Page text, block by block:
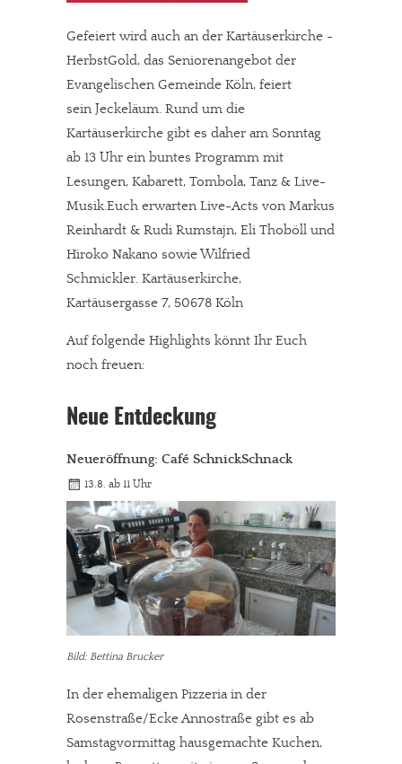
Gefeiert wird auch an der Kartäuserkirche -
HerbstGold, das Seniorenangebot der
Evangelischen Gemeinde Köln, feiert
sein Jeckeläum. Rund um die
Kartäuserkirche gibt es daher am Sonntag
ab 13 Uhr ein buntes Programm mit
Lesungen, Kabarett, Tombola, Tanz & Live-
Musik.Euch erwarten Live-Acts von Markus
Reinhardt & Rudi Rumstajn, Eli Thoböll und
Hiroko Nakano sowie Wilfried
Schmickler. Kartäuserkirche,
Kartäusergasse 7, 50678 Köln
Auf folgende Highlights könnt Ihr Euch
noch freuen:
Neue Entdeckung
Neueröffnung: Café SchnickSchnack
13.8. ab 11 Uhr
Bild: Bettina Brucker
In der ehemaligen Pizzeria in der
Rosenstraße/Ecke Annostraße gibt es ab
Samstagvormittag hausgemachte Kuchen,